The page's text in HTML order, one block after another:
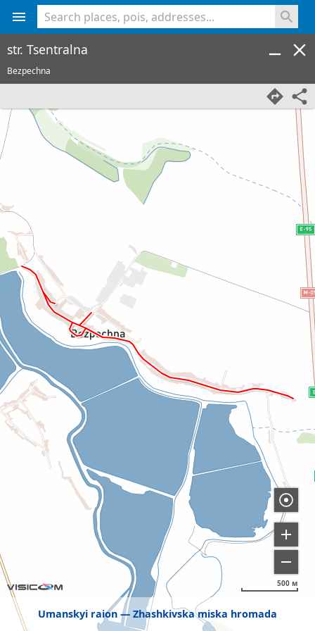
Umanskyi raion Zhashkivska miska hromada
500 м
str. Tsentralna
Bezpechna
<% console.log(hcard) %>